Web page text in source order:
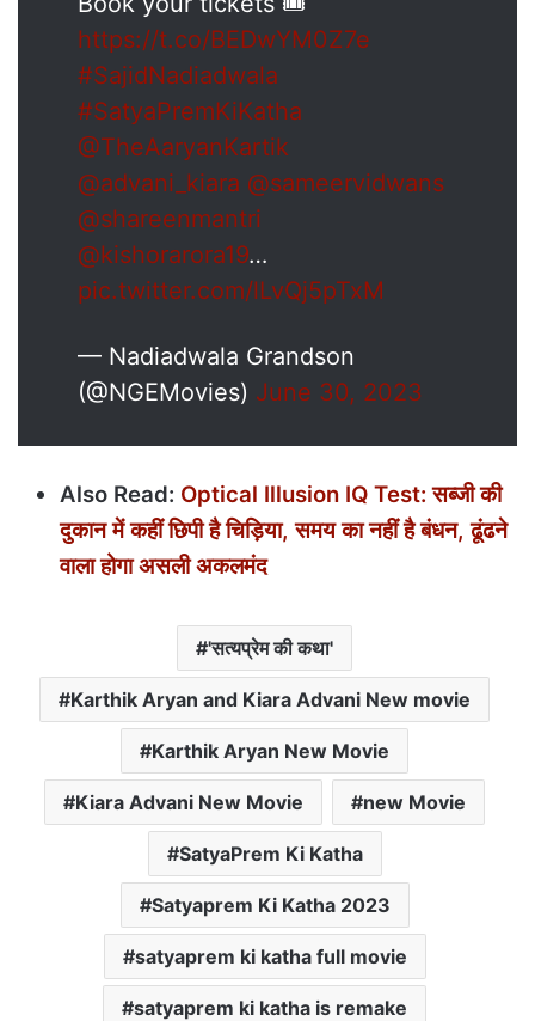
https://t.co/BEDwYM0Z7e
#SajidNadiadwala
#SatyaPremKiKatha
@TheAaryanKartik
@advani_kiara @sameervidwans
@shareenmantri
@kishorarora19…
pic.twitter.com/lLvQj5pTxM
— Nadiadwala Grandson
(@NGEMovies) June 30, 2023
Also Read: Optical Illusion IQ Test: सब्जी की
दुकान में कहीं छिपी है चिड़िया, समय का नहीं है बंधन, ढूंढने
वाला होगा असली अकलमंद
'सत्यप्रेम की कथा'
Karthik Aryan and Kiara Advani New movie
Karthik Aryan New Movie
Kiara Advani New Movie new Movie
SatyaPrem Ki Katha
Satyaprem Ki Katha 2023
satyaprem ki katha full movie
satyaprem ki katha is remake